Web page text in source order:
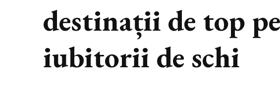
destinații de top
iubitorii de schi